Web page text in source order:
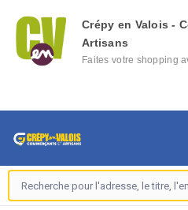
Crépy en Valois -
Artisans
Faites votre shopping
locaux depuis votre
messages avec eux,